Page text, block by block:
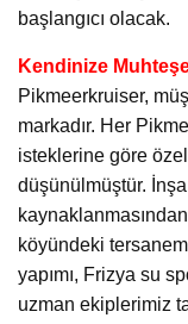
başlangıcı olacak.
Kendinize
Pikmeerkruiser,
markadır. Her
isteklerine göre
düşünülmüştür.
köyündeki
yapımı, Frizya su
uzman ekiplerimiz